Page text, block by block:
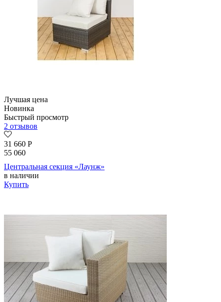
Лучшая цена
Новинка
Быстрый просмотр
2 отзывов
31 660 Р
55 060
Центральная секция «Лаунж»
в наличии
Купить